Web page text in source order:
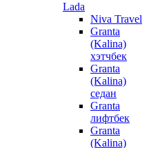
Lada
Niva Travel
Granta
(Kalina)
хэтчбек
Granta
(Kalina)
седан
Granta
лифтбек
Granta
(Kalina)